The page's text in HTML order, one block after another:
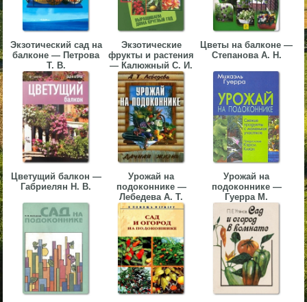
Экзотический сад на
балконе — Петрова
Т. В.
Экзотические
фрукты и растения
— Калюжный С. И.
Цветы на балконе —
Степанова А. Н.
Цветущий балкон —
Габриелян Н. В.
Урожай на
подоконнике —
Лебедева А. Т.
Урожай на
подоконнике —
Гуерра М.
▼
▼
▼